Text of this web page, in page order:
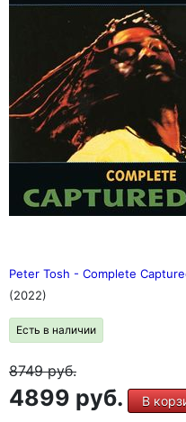
Peter Tosh - Complete
(2022)
Есть в наличии
8749руб.
4899 руб. В